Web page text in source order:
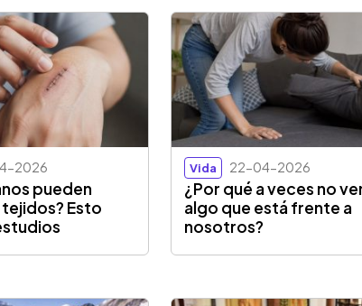
2026
pueden
Esto
Vida 22-04-2026
¿Por qué a veces no
algo que está frente a
nosotros?